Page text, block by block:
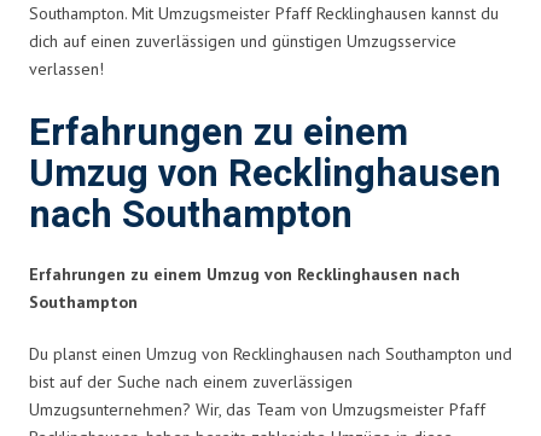
Southampton. Mit Umzugsmeister Pfaff Recklinghausen kannst du
dich auf einen zuverlässigen und günstigen Umzugsservice
verlassen!
Erfahrungen zu einem
Umzug von Recklinghausen
nach Southampton
Erfahrungen zu einem Umzug von Recklinghausen nach
Southampton
Du planst einen Umzug von Recklinghausen nach Southampton und
bist auf der Suche nach einem zuverlässigen
Umzugsunternehmen? Wir, das Team von Umzugsmeister Pfaff